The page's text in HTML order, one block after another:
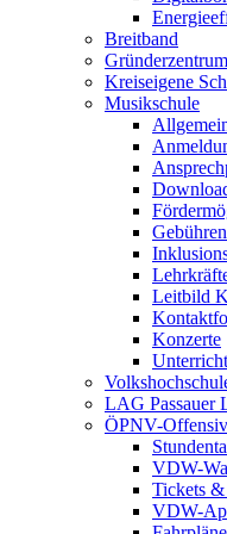
Breitband
Kreiseigene
Musikschule
Leitbild
Konzerte
LAG Passauer
ÖPNV-
VDW-
Tickets
VDW-